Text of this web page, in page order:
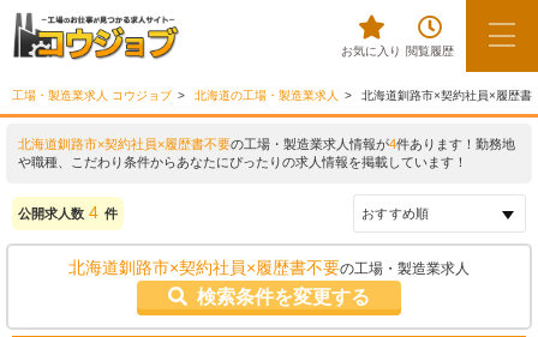
お気に入り 閲覧履歴
工場・製造業求人 コウジョブ 北海道の工場・製造業求人 北海道釧路市×契約社員×履歴書
北海道釧路市×契約社員×履歴書不要の工場・製造業求人情報が4件あります！勤務地
や職種、こだわり条件からあなたにぴったりの求人情報を掲載しています！
公開求人数 4 件
北海道釧路市×契約社員×履歴書不要の工場・製造業求人
検索条件を変更する